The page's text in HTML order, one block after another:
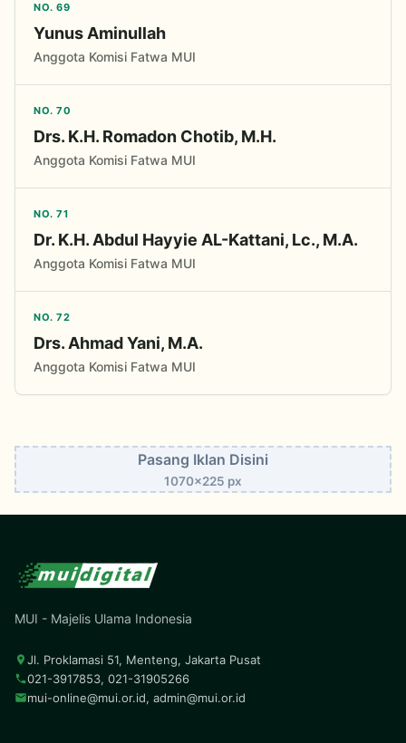
NO. 69
Yunus Aminullah
Anggota Komisi Fatwa MUI
NO. 70
Drs. K.H. Romadon Chotib, M.H.
Anggota Komisi Fatwa MUI
NO. 71
Dr. K.H. Abdul Hayyie AL-Kattani, Lc., M.A.
Anggota Komisi Fatwa MUI
NO. 72
Drs. Ahmad Yani, M.A.
Anggota Komisi Fatwa MUI
Pasang Iklan Disini
1070x225 px
MUI - Majelis Ulama Indonesia
Jl. Proklamasi 51, Menteng, Jakarta Pusat
021-3917853, 021-31905266
mui-online@mui.or.id, admin@mui.or.id